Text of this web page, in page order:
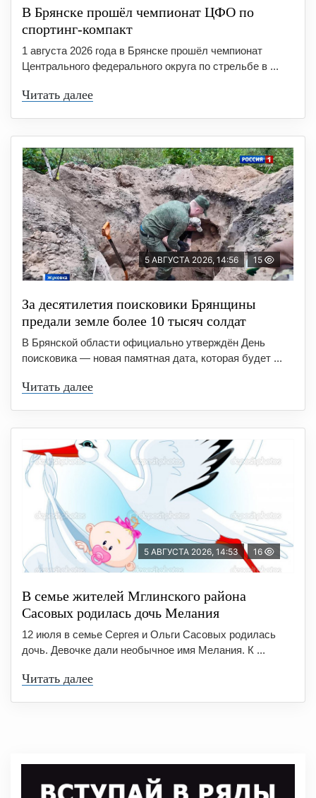
В Брянске прошёл чемпионат ЦФО по
спортинг-компакт
1 августа 2026 года в Брянске прошёл чемпионат
Центрального федерального округа по стрельбе в ...
Читать далее
5 АВГУСТА 2026, 14:56 15
За десятилетия поисковики Брянщины
предали земле более 10 тысяч солдат
В Брянской области официально утверждён День
поисковика — новая памятная дата, которая будет ...
Читать далее
5 АВГУСТА 2026, 14:53 16
В семье жителей Мглинского района
Сасовых родилась дочь Мелания
12 июля в семье Сергея и Ольги Сасовых родилась
дочь. Девочке дали необычное имя Мелания. К ...
Читать далее